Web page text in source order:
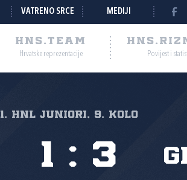
VATRENO SRCE MEDIJI
HNS.TEAM
Hrvatske reprezentacije Povijest i
1. HNL Juniori, 9. kolo
1 : 3